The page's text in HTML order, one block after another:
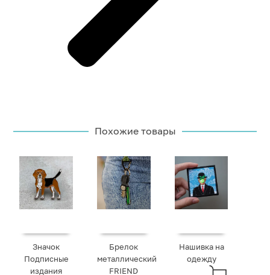
Похожие товары
Значок
Подписные
издания
Брелок
металлический
FRIEND
Нашивка на
одежду